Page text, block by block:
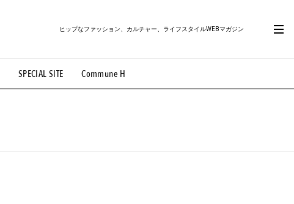
SPECIAL SITE Commune H
ヒップなファッション、カルチャー、ライフスタイルWEBマガジン
#路地裏てぃーん。 #MONTHLY JOURNAL
#MOVIE #LIFESTYLE #SNEAKER #OUTDOOR